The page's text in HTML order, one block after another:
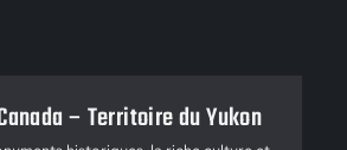
– Territoire du Yukon